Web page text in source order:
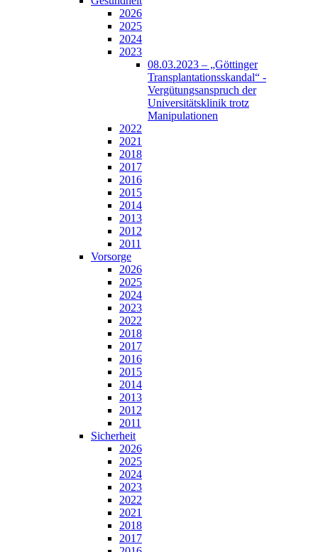
2026
2025
2024
2023
08.03.2023 – „Göttinger
Transplantationsskandal“ -
Vergütungsanspruch der
Universitätsklinik trotz
Manipulationen
2022
2021
2018
2017
2016
2015
2014
2013
2012
2011
Vorsorge
2026
2025
2024
2023
2022
2018
2017
2016
2015
2014
2013
2012
2011
Sicherheit
2026
2025
2024
2023
2022
2021
2018
2017